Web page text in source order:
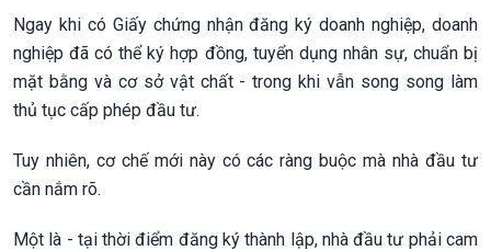
Ngay khi có Giấy chứng nhận đăng ký doanh nghiệp, doanh
nghiệp đã có thể ký hợp đồng, tuyển dụng nhân sự, chuẩn bị
mặt bằng và cơ sở vật chất - trong khi vẫn song song làm
thủ tục cấp phép đầu tư.
Tuy nhiên, cơ chế mới này có các ràng buộc mà nhà đầu tư
cần nắm rõ.
Một là - tại thời điểm đăng ký thành lập, nhà đầu tư phải cam